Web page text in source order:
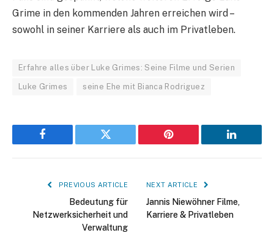
Grime in den kommenden Jahren erreichen wird –
sowohl in seiner Karriere als auch im Privatleben.
Erfahre alles über Luke Grimes: Seine Filme und Serien
Luke Grimes seine Ehe mit Bianca Rodriguez
Facebook Twitter Pinterest LinkedIn
PREVIOUS ARTICLE
Bedeutung für
Netzwerksicherheit und
Verwaltung
NEXT ARTICLE
Jannis Niewöhner Filme,
Karriere & Privatleben